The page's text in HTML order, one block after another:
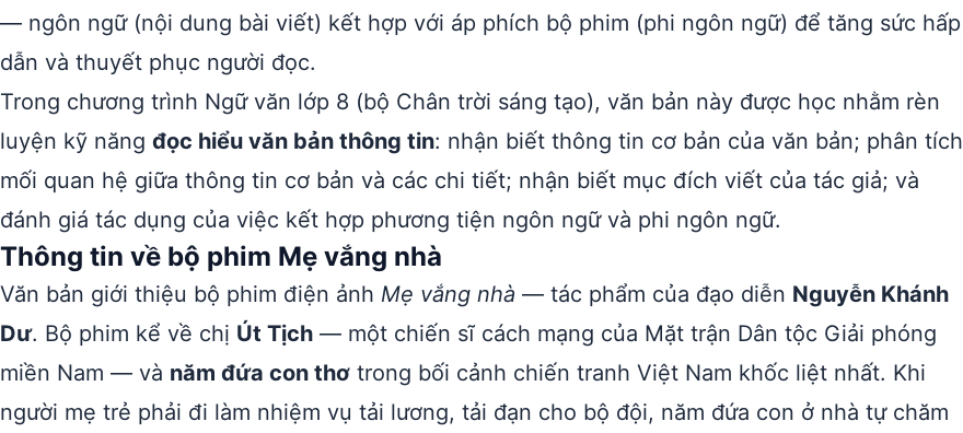
— ngôn ngữ (nội dung bài viết) kết hợp với áp phích bộ phim (phi ngôn ngữ) để tăng sức hấp
dẫn và thuyết phục người đọc.
Trong chương trình Ngữ văn lớp 8 (bộ Chân trời sáng tạo), văn bản này được học nhằm rèn
luyện kỹ năng đọc hiểu văn bản thông tin: nhận biết thông tin cơ bản của văn bản; phân tích
mối quan hệ giữa thông tin cơ bản và các chi tiết; nhận biết mục đích viết của tác giả; và
đánh giá tác dụng của việc kết hợp phương tiện ngôn ngữ và phi ngôn ngữ.
Thông tin về bộ phim Mẹ vắng nhà
Văn bản giới thiệu bộ phim điện ảnh Mẹ vắng nhà — tác phẩm của đạo diễn Nguyễn Khánh
Dư. Bộ phim kể về chị Út Tịch — một chiến sĩ cách mạng của Mặt trận Dân tộc Giải phóng
miền Nam — và năm đứa con thơ trong bối cảnh chiến tranh Việt Nam khốc liệt nhất. Khi
người mẹ trẻ phải đi làm nhiệm vụ tải lương, tải đạn cho bộ đội, năm đứa con ở nhà tự chăm